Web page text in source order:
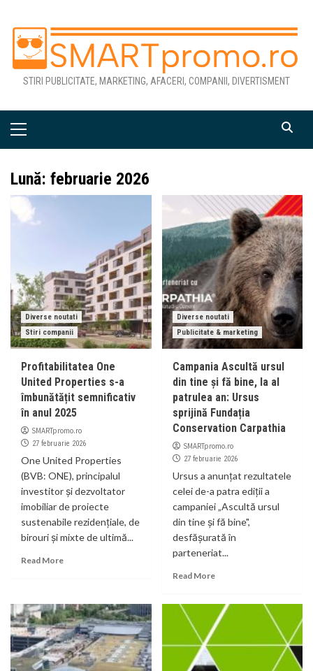
content
STIRI PUBLICITATE, MARKETING, AFACERI, COMPANII, DIVERTISMENT
Primary
Lună: februarie 2026
Diverse noutati
Stiri companii
Profitabilitatea One
United Properties s-a
îmbunătățit semnificativ
în anul 2025
SMARTpromo.ro
27 februarie 2026
One United Properties
(BVB: ONE), principalul
investitor și dezvoltator
imobiliar de proiecte
sustenabile rezidențiale, de
birouri și mixte de ultimă...
Read More
Diverse noutati
Publicitate & marketing
Campania Ascultă ursul
din tine și fă bine, la al
patrulea an: Ursus
sprijină Fundația
Conservation Carpathia
SMARTpromo.ro
27 februarie 2026
Ursus a anunțat rezultatele
celei de-a patra ediții a
campaniei „Ascultă ursul
din tine și fă bine",
desfășurată în
parteneriat...
Read More